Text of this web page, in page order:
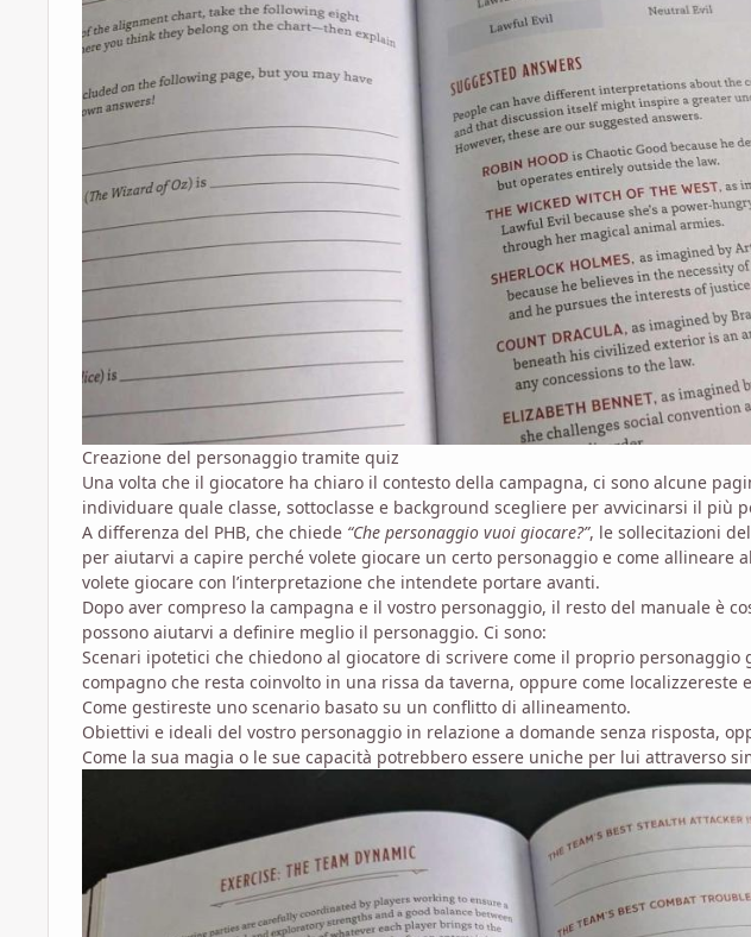
Creazione del personaggio tramite quiz
Una volta che il giocatore ha chiaro il contesto della campagna, ci sono alcune
individuare quale classe, sottoclasse e background scegliere per avvicinarsi il più
A differenza del PHB, che chiede “Che personaggio vuoi giocare?”, le sollecitazioni
per aiutarvi a capire perché volete giocare un certo personaggio e come allineare
volete giocare con l’interpretazione che intendete portare avanti.
Dopo aver compreso la campagna e il vostro personaggio, il resto del manuale è
possono aiutarvi a definire meglio il personaggio. Ci sono:
Scenari ipotetici che chiedono al giocatore di scrivere come il proprio
compagno che resta coinvolto in una rissa da taverna, oppure come localizzereste
Come gestireste uno scenario basato su un conflitto di allineamento.
Obiettivi e ideali del vostro personaggio in relazione a domande senza risposta,
Come la sua magia o le sue capacità potrebbero essere uniche per lui attraverso